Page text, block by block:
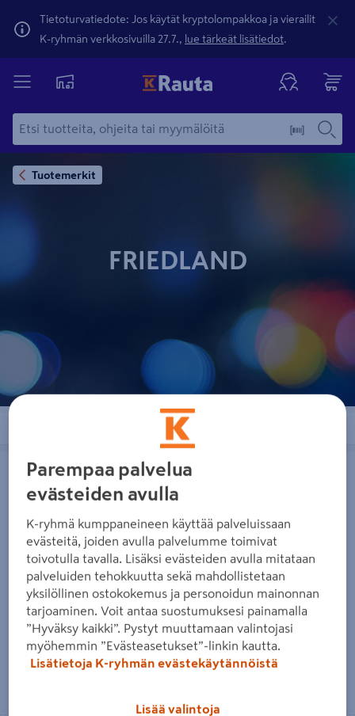
Tietoturvatiedote: Jos käytät kryptolompakkoa ja vierailit
K-ryhmän verkkosivuilla 27.7., lue tärkeät lisätiedot.
Tuotemerkit
FRIEDLAND
Ovikellopainike Friedland D680
Quadra valkoinen muovi
Ovikellopainike Friedland
D680 Quadra valkoinen muovi
11,95€/kpl
11,95 €/ kpl
muuntajalla
Ovikello Friedland D3230 Big
Ben muuntajalla
43,95€/kpl
43,95 €/ kpl
Parempaa palvelua
evästeiden avulla
K-ryhmä kumppaneineen käyttää palveluissaan
evästeitä, joiden avulla palvelumme toimivat
toivotulla tavalla. Lisäksi evästeiden avulla mitataan
palveluiden tehokkuutta sekä mahdollistetaan
yksilöllinen ostokokemus ja personoidun mainonnan
tarjoaminen. Voit antaa suostumuksesi painamalla
”Hyväksy kaikki”. Pystyt muuttamaan valintojasi
myöhemmin ”Evästeasetukset”-linkin kautta.
Lisätietoja K-ryhmän evästekäytännöistä
Lisää valintoja